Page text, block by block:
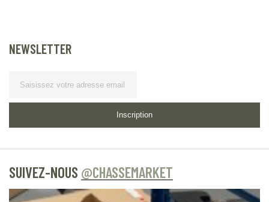
NEWSLETTER
Inscription
SUIVEZ-NOUS @CHASSEMARKET